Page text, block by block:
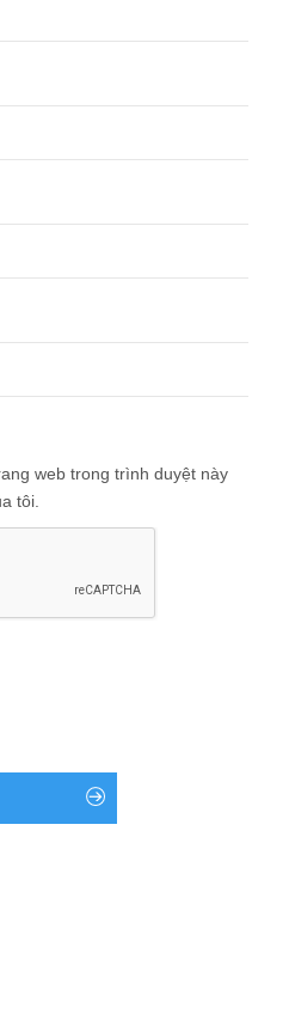
web trong trình duyệt này
tôi.